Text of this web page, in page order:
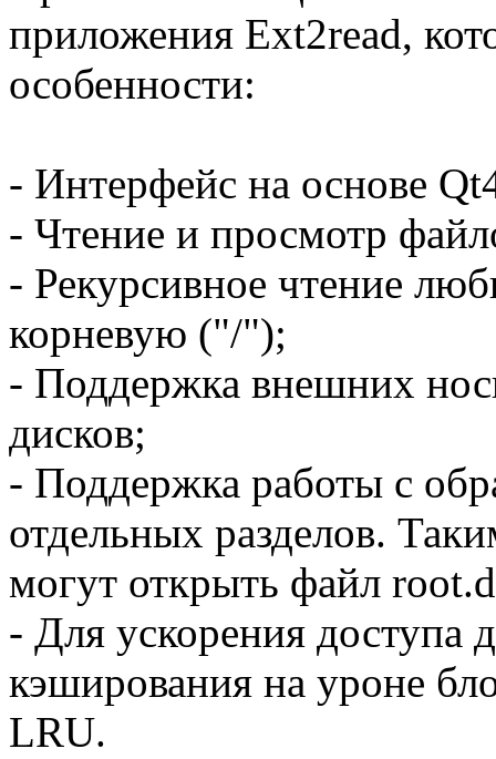
приложения Ext2read,
особенности:
- Интерфейс на основе
- Чтение и просмотр
- Рекурсивное чтение
корневую ("/");
- Поддержка внешних
дисков;
- Поддержка работы с
отдельных разделов.
могут открыть файл
- Для ускорения доступа
кэширования на уроне
LRU.